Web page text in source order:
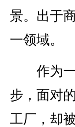
景。出于
一领域。
作为一
步，面对
工厂，却